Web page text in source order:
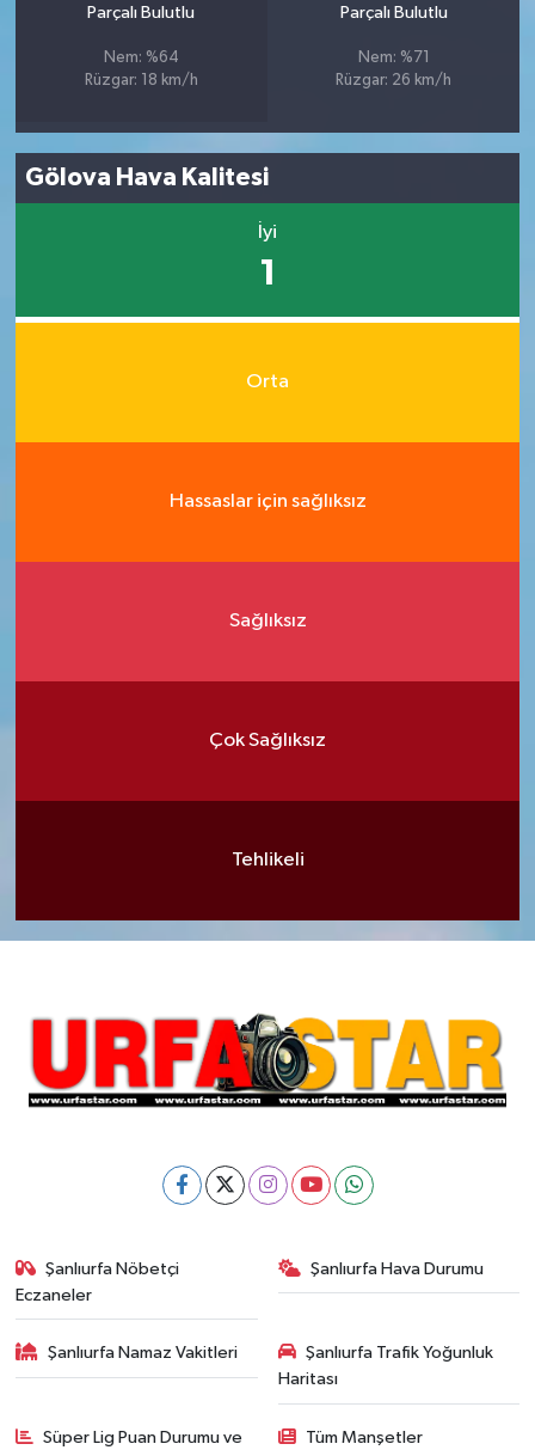
Parçalı Bulutlu
Nem: %64
Rüzgar: 18 km/h
Parçalı Bulutlu
Nem: %71
Rüzgar: 26 km/h
Gölova Hava Kalitesi
İyi
1
Orta
Hassaslar için sağlıksız
Sağlıksız
Çok Sağlıksız
Tehlikeli
Şanlıurfa Nöbetçi
Eczaneler
Şanlıurfa Hava Durumu
Şanlıurfa Namaz Vakitleri
Şanlıurfa Trafik Yoğunluk
Haritası
Süper Lig Puan Durumu ve Tüm Manşetler